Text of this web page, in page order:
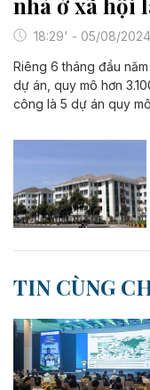
18:29' - 05/08/2024
Riêng 6 tháng đầu
dự án, quy mô hơn
công là 5 dự án quy
TIN CÙNG